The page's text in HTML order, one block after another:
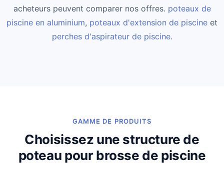
acheteurs peuvent comparer nos offres. poteaux de
piscine en aluminium, poteaux d'extension de piscine et
perches d'aspirateur de piscine.
GAMME DE PRODUITS
Choisissez une structure de
poteau pour brosse de piscine